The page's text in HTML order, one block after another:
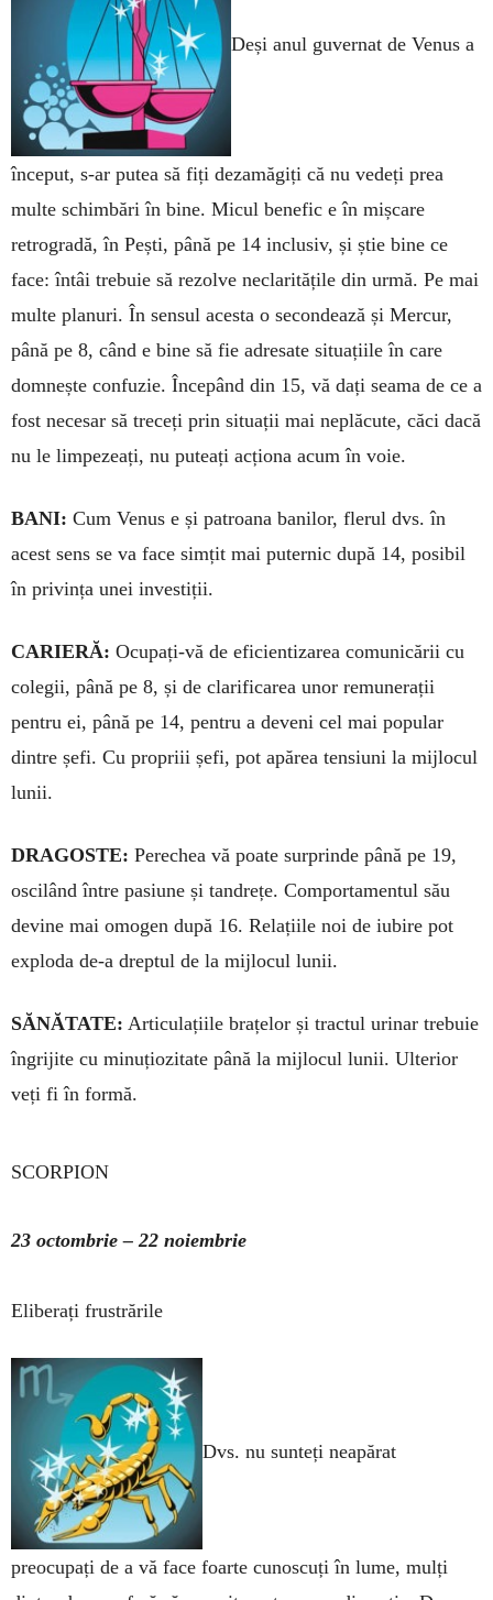
Deși anul guvernat de Venus a
început, s-ar pu­tea să fiți dezamăgiți că nu vedeți prea
multe schimbări în bine. Micul benefic e în mișcare
retrogradă, în Pești, până pe 14 inclusiv, și știe bine ce
face: întâi trebuie să rezolve neclaritățile din ur­mă. Pe mai
multe planuri. În sensul acesta o se­con­dează și Mercur,
până pe 8, când e bine să fie adre­sate situațiile în care
domnește confuzie. În­ce­pând din 15, vă dați seama de ce a
fost necesar să treceți prin situații mai neplăcute, căci dacă
nu le limpe­zeați, nu puteați acționa acum în voie.
BANI: Cum Venus e și patroana banilor, flerul dvs. în
acest sens se va face simțit mai puternic după 14, posibil
în privința unei investiții.
CARIERĂ: Ocupați-vă de eficientizarea comuni­că­rii cu
colegii, până pe 8, și de clarificarea unor re­munerații
pentru ei, până pe 14, pentru a deveni cel mai popular
dintre șefi. Cu propriii șefi, pot apă­rea tensiuni la mijlocul
lunii.
DRAGOSTE: Perechea vă poate surprinde până pe 19,
oscilând între pasiune și tandrețe. Comporta­mentul său
devine mai omogen după 16. Relațiile noi de iubire pot
exploda de-a dreptul de la mijlocul lunii.
SĂNĂTATE: Articulațiile brațelor și tractul urinar trebuie
îngrijite cu minuțiozitate până la mijlocul lunii. Ulterior
veți fi în formă.
SCORPION
23 octombrie – 22 noiembrie
Eliberați frustrările
Dvs. nu sunteți neapărat
preocupați de a vă face foarte cunoscuți în lume, mulți